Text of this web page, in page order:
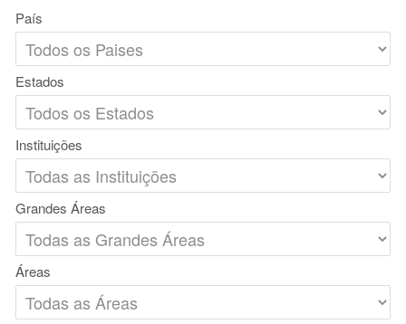
País
Estados
Instituições
Grandes Áreas
Áreas